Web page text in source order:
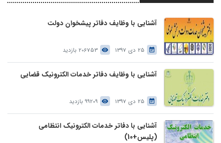
آشنایی با وظایف دفاتر پیشخوان دولت
25 دی 1397 206753 بازدید
آشنایی با وظایف دفاتر خدمات الکترونیک قضایی
25 دی 1397 99209 بازدید
آشنایی با دفاتر خدمات الکترونیک انتظامی
(پلیس+10)